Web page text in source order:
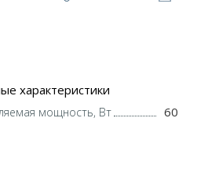
характеристики
мощность, Вт 60